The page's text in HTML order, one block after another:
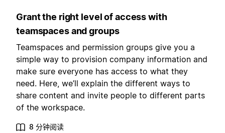
Grant the right level of access with
teamspaces and groups
Teamspaces and permission groups give you a
simple way to provision company information and
make sure everyone has access to what they
need. Here, we’ll explain the different ways to
share content and invite people to different parts
of the workspace.
8 分钟阅读